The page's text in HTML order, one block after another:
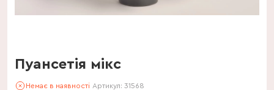
Пуансетія мікс
Немає в наявності Артикул: 31568